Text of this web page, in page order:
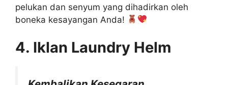
pelukan dan senyum yang dihadirkan oleh
boneka kesayangan Anda!
4. Iklan Laundry Helm